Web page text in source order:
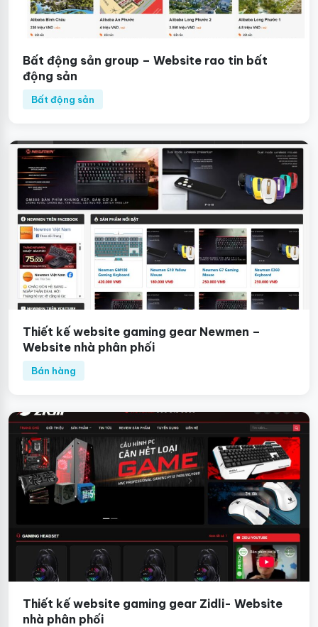
Bất động sản group – Website rao tin bất
động sản
Bất động sản
Thiết kế website gaming gear Newmen –
Website nhà phân phối
Bán hàng
Thiết kế website gaming gear Zidli- Website
nhà phân phối